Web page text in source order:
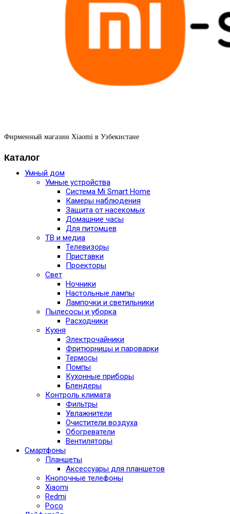
Фирменный магазин Xiaomi в Узбекистане
Каталог
Умный дом
Умные устройства
Система Mi Smart Home
Камеры наблюдения
Защита от насекомых
Домашние часы
Для питомцев
ТВ и медиа
Телевизоры
Приставки
Проекторы
Свет
Ночники
Настольные лампы
Лампочки и светильники
Пылесосы и уборка
Расходники
Кухня
Электрочайники
Фритюрницы и пароварки
Термосы
Помпы
Кухонные приборы
Блендеры
Контроль климата
Фильтры
Увлажнители
Очистители воздуха
Обогреватели
Вентиляторы
Смартфоны
Планшеты
Аксессуары для планшетов
Кнопочные телефоны
Xiaomi
Redmi
Poco